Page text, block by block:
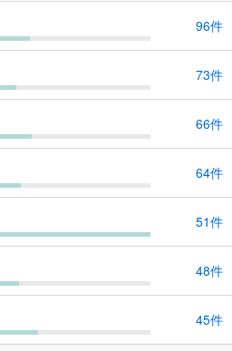
96件
73件
66件
64件
51件
48件
45件